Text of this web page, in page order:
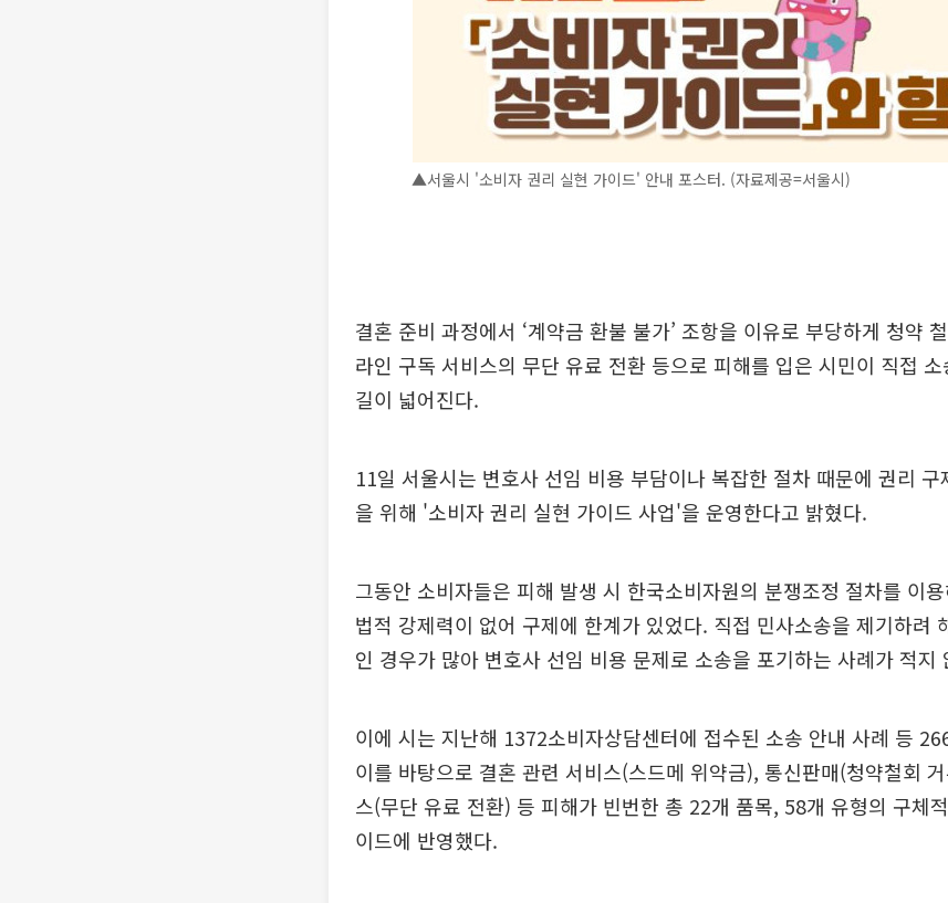
▲서울시 '소비자 권리 실현 가이드' 안내 포스터. (자료제공=서울시)
결혼 준비 과정에서 ‘계약금 환불 불가’ 조항을 이유로 부당하게 청약
라인 구독 서비스의 무단 유료 전환 등으로 피해를 입은 시민이 직접
길이 넓어진다.
11일 서울시는 변호사 선임 비용 부담이나 복잡한 절차 때문에 권리
을 위해 '소비자 권리 실현 가이드 사업'을 운영한다고 밝혔다.
그동안 소비자들은 피해 발생 시 한국소비자원의 분쟁조정 절차를 이
법적 강제력이 없어 구제에 한계가 있었다. 직접 민사소송을 제기하려
인 경우가 많아 변호사 선임 비용 문제로 소송을 포기하는 사례가 적지
이에 시는 지난해 1372소비자상담센터에 접수된 소송 안내 사례 등
이를 바탕으로 결혼 관련 서비스(스드메 위약금), 통신판매(청약철회
스(무단 유료 전환) 등 피해가 빈번한 총 22개 품목, 58개 유형의 구체
이드에 반영했다.